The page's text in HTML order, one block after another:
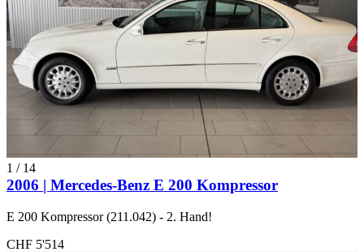
1 / 14
2006 | Mercedes-Benz E 200 Kompressor
E 200 Kompressor (211.042) - 2. Hand!
CHF 5'514